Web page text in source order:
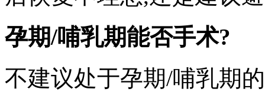
孕期/哺乳期能否手术?
不建议处于孕期/哺乳期